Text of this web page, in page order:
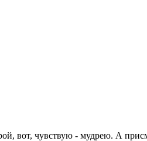
вот, чувствую - мудрею. А